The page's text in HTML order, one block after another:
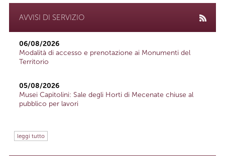
AVVISI DI SERVIZIO
06/08/2026
Modalità di accesso e prenotazione ai Monumenti del
Territorio
05/08/2026
Musei Capitolini: Sale degli Horti di Mecenate chiuse al
pubblico per lavori
leggi tutto